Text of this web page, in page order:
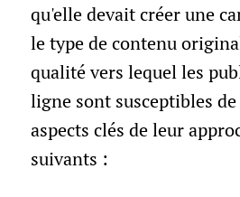
qu'elle devait créer une
le type de contenu
qualité vers lequel les
ligne sont susceptibles
aspects clés de leur
suivants :